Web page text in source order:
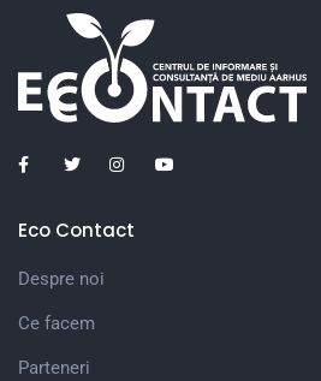
Eco Contact
Despre noi
Ce facem
Parteneri